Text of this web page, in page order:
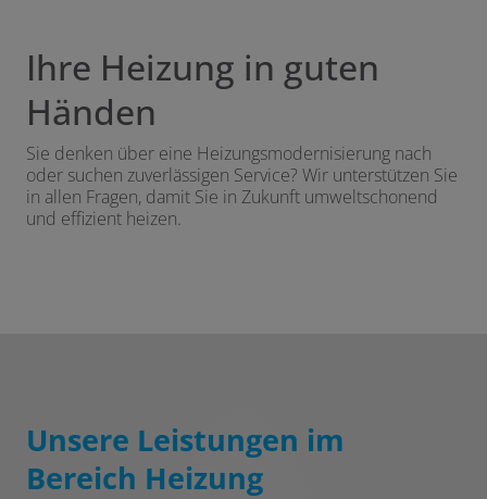
Ihre Heizung in guten
Händen
Sie denken über eine Heizungsmodernisierung nach
oder suchen zuverlässigen Service? Wir unterstützen Sie
in allen Fragen, damit Sie in Zukunft umweltschonend
und effizient heizen.
Unsere Leistungen im
Bereich Heizung